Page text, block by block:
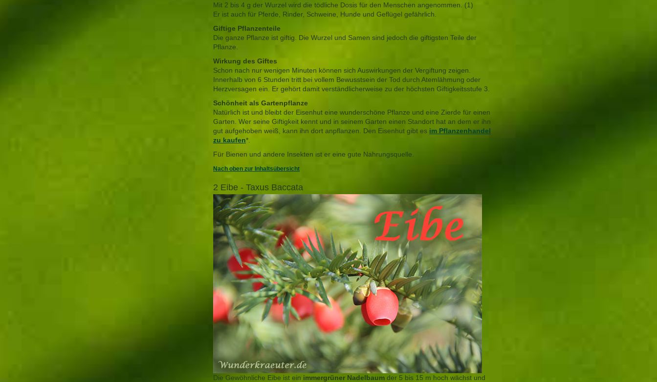
Mit 2 bis 4 g der Wurzel wird die tödliche Dosis für den Menschen angenommen. (1)
Er ist auch für Pferde, Rinder, Schweine, Hunde und Geflügel gefährlich.
Giftige Pflanzenteile
Die ganze Pflanze ist giftig. Die Wurzel und Samen sind jedoch die giftigsten Teile der
Pflanze.
Wirkung des Giftes
Schon nach nur wenigen Minuten können sich Auswirkungen der Vergiftung zeigen.
Innerhalb von 6 Stunden tritt bei vollem Bewusstsein der Tod durch Atemlähmung oder
Herzversagen ein. Er gehört damit verständlicherweise zu der höchsten Giftigkeitsstufe 3.
Schönheit als Gartenpflanze
Natürlich ist und bleibt der Eisenhut eine wunderschöne Pflanze und eine Zierde für einen
Garten. Wer seine Giftigkeit kennt und in seinem Garten einen Standort hat an dem er ihn
gut aufgehoben weiß, kann ihn dort anpflanzen. Den Eisenhut gibt es im Pflanzenhandel
zu kaufen*.
Für Bienen und andere Insekten ist er eine gute Nahrungsquelle.
Nach oben zur Inhaltsübersicht
2 Eibe - Taxus Baccata
Die Gewöhnliche Eibe ist ein immergrüner Nadelbaum der 5 bis 15 m hoch wächst und